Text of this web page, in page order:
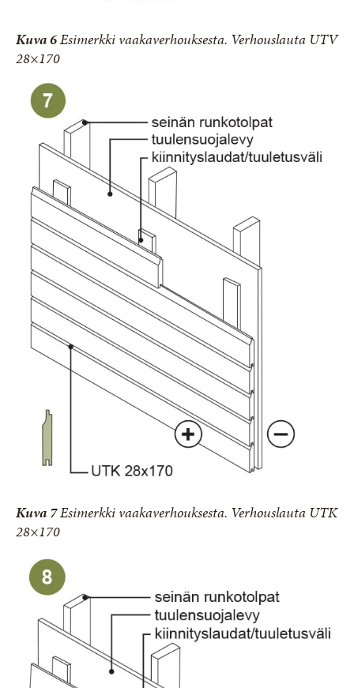
Kuva 6Esimerkki vaakaverhouksesta. Verhouslauta UTV
28×170
Kuva 7Esimerkki vaakaverhouksesta. Verhouslauta UTK
28×170